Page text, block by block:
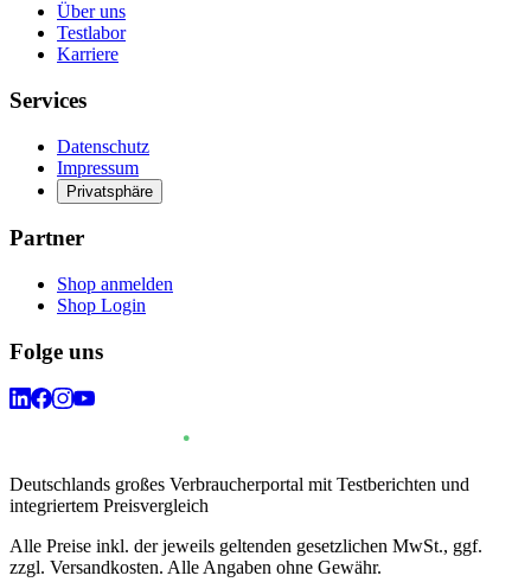
Über uns
Testlabor
Karriere
Services
Datenschutz
Impressum
Privatsphäre
Partner
Shop anmelden
Shop Login
Folge uns
Deutschlands großes Verbraucherportal mit Testberichten und
integriertem Preisvergleich
Alle Preise inkl. der jeweils geltenden gesetzlichen MwSt., ggf.
zzgl. Versandkosten. Alle Angaben ohne Gewähr.